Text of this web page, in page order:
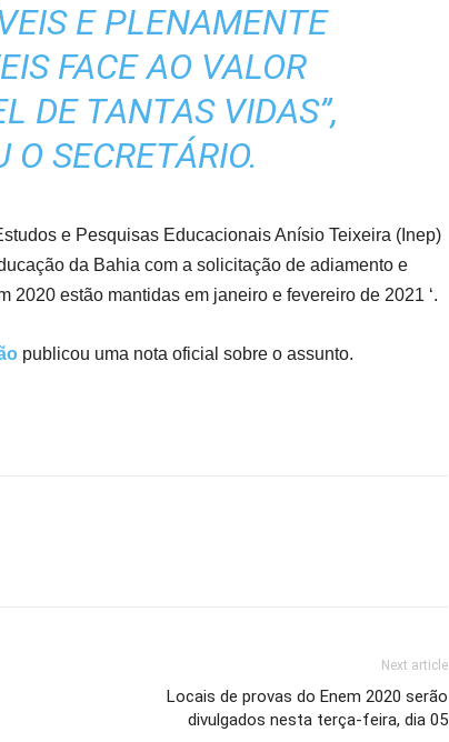
E PLENAMENTE
FACE AO VALOR
DE TANTAS VIDAS”,
O SECRETÁRIO.
e Pesquisas Educacionais Anísio Teixeira (Inep)
da Bahia com a solicitação de adiamento e
2020 estão mantidas em janeiro e fevereiro de 2021 ‘.
publicou uma nota oficial sobre o assunto.
Next article
Locais de provas do Enem 2020 serão
divulgados nesta terça-feira, dia 05